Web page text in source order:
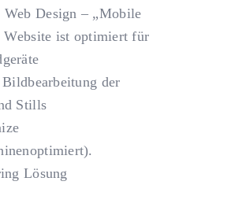
Web Design – „Mobile
Website ist optimiert für
der
Stills
Lösung